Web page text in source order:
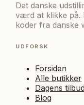
Det danske
værd at klikke på.
koder fra danske
UDFORSK
Forsiden
Alle butikker
Dagens
Blog